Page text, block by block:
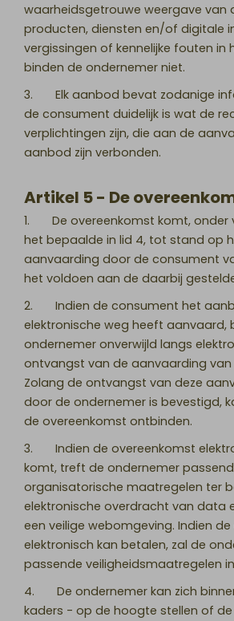
waarheidsgetrouwe weergave van
producten, diensten en/of digitale
vergissingen of kennelijke fouten in
binden de ondernemer niet.
3. Elk aanbod bevat zodanige
de consument duidelijk is wat de
verplichtingen zijn, die aan de
aanbod zijn verbonden.
Artikel 5 - De
1. De overeenkomst komt, onder
het bepaalde in lid 4, tot stand op
aanvaarding door de consument
het voldoen aan de daarbij
2. Indien de consument het
elektronische weg heeft aanvaard,
ondernemer onverwijld langs
ontvangst van de aanvaarding
Zolang de ontvangst van deze
door de ondernemer is bevestigd,
de overeenkomst ontbinden.
3. Indien de overeenkomst
komt, treft de ondernemer
organisatorische maatregelen ter
elektronische overdracht van data
een veilige webomgeving. Indien
elektronisch kan betalen, zal de
passende veiligheidsmaatregelen
4. De ondernemer kan zich
kaders - op de hoogte stellen of